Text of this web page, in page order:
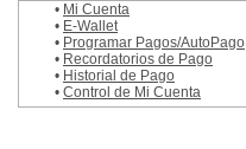
• Mi Cuenta
• E-Wallet
• Programar Pagos/AutoPago
• Recordatorios de Pago
• Historial de Pago
• Control de Mi Cuenta